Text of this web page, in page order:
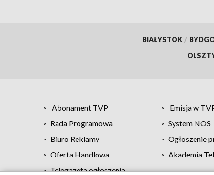
BIAŁYSTOK /
Abonament TVP Emisja w
Rada Programowa
System NOS
Biuro Reklamy
Ogłoszenie
Oferta Handlowa
Akademia
Telegazeta ogłoszenia